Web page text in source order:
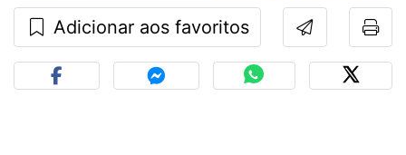
Adicionar aos favoritos